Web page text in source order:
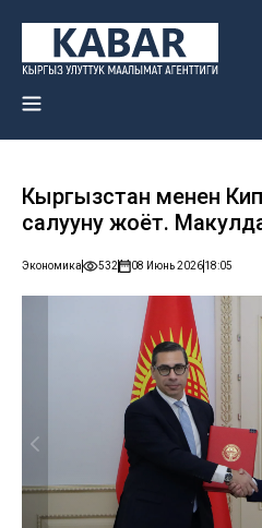
Кыргызстан менен
салууну жоёт.
Экономика 532 08 Июнь 202618:05